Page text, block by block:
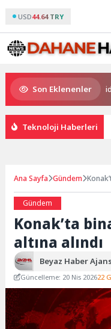
USD44.64 TRY
Son Eklenenler
buldu Didim
Teknoloji Haberleri
Ana Sayfa Gündem
Gündem
Konak’ta
altına alındı
Beyaz Haber
Güncelleme: 20 Nis 202622